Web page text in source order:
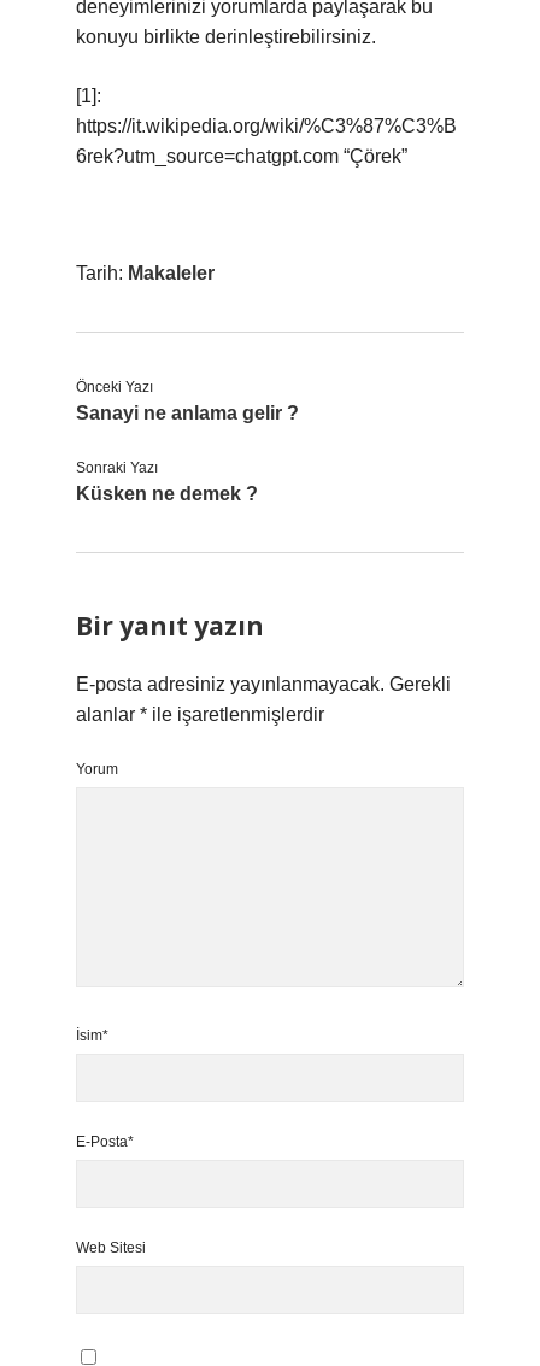
deneyimlerinizi yorumlarda paylaşarak bu
konuyu birlikte derinleştirebilirsiniz.
[1]:
https://it.wikipedia.org/wiki/%C3%87%C3%B
6rek?utm_source=chatgpt.com “Çörek”
Tarih: Makaleler
Önceki Yazı
Sanayi ne anlama gelir ?
Sonraki Yazı
Küsken ne demek ?
Bir yanıt yazın
E-posta adresiniz yayınlanmayacak. Gerekli
alanlar * ile işaretlenmişlerdir
Yorum
İsim*
E-Posta*
Web Sitesi